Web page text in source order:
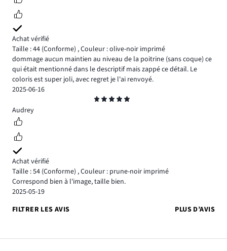
Achat vérifié
Taille : 44 (Conforme) ,Couleur : olive-noir imprimé
dommage aucun maintien au niveau de la poitrine (sans coque) ce
qui était mentionné dans le descriptif mais zappé ce détail. Le
coloris est super joli, avec regret je l'ai renvoyé.
2025-06-16
5
Audrey
Achat vérifié
Taille : 54 (Conforme) ,Couleur : prune-noir imprimé
Correspond bien à l'image, taille bien.
2025-05-19
FILTRER LES AVIS
PLUS D’AVIS